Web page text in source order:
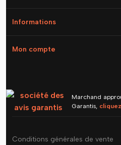
Informations
Mon compte
Marchand
Garantis,
Conditions générales de vente